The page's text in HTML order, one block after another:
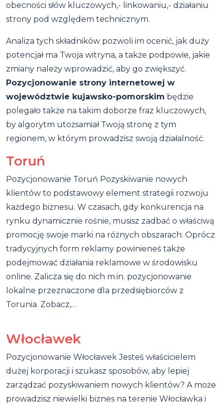
obecności słów kluczowych,- linkowaniu,- działaniu
strony pod względem technicznym.
Analiza tych składników pozwoli im ocenić, jak duży
potencjał ma Twoja witryna, a także podpowie, jakie
zmiany należy wprowadzić, aby go zwiększyć.
Pozycjonowanie strony internetowej w
województwie kujawsko-pomorskim będzie
polegało także na takim doborze fraz kluczowych,
by algorytm utożsamiał Twoją stronę z tym
regionem, w którym prowadzisz swoją działalność.
Toruń
Pozycjonowanie Toruń Pozyskiwanie nowych
klientów to podstawowy element strategii rozwoju
każdego biznesu. W czasach, gdy konkurencja na
rynku dynamicznie rośnie, musisz zadbać o właściwą
promocję swoje marki na różnych obszarach. Oprócz
tradycyjnych form reklamy powinieneś także
podejmować działania reklamowe w środowisku
online. Zalicza się do nich m.in. pozycjonowanie
lokalne przeznaczone dla przedsiębiorców z
Torunia. Zobacz,…
Włocławek
Pozycjonowanie Włocławek Jesteś właścicielem
dużej korporacji i szukasz sposobów, aby lepiej
zarządzać pozyskiwaniem nowych klientów? A może
prowadzisz niewielki biznes na terenie Włocławka i